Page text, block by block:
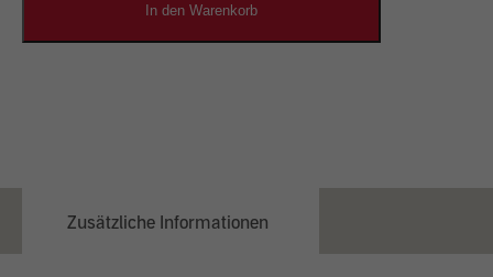
In den Warenkorb
Zusätzliche Informationen